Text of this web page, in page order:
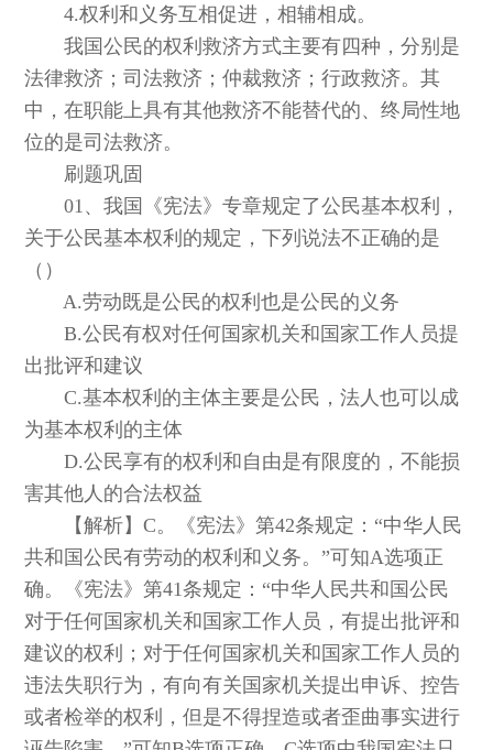
4.权利和义务互相促进，相辅相成。
我国公民的权利救济方式主要有四种，分别是
法律救济；司法救济；仲裁救济；行政救济。其
中，在职能上具有其他救济不能替代的、终局性地
位的是司法救济。
刷题巩固
01、我国《宪法》专章规定了公民基本权利，
关于公民基本权利的规定，下列说法不正确的是
（）
A.劳动既是公民的权利也是公民的义务
B.公民有权对任何国家机关和国家工作人员提
出批评和建议
C.基本权利的主体主要是公民，法人也可以成
为基本权利的主体
D.公民享有的权利和自由是有限度的，不能损
害其他人的合法权益
【解析】C。《宪法》第42条规定：“中华人民
共和国公民有劳动的权利和义务。”可知A选项正
确。《宪法》第41条规定：“中华人民共和国公民
对于任何国家机关和国家工作人员，有提出批评和
建议的权利；对于任何国家机关和国家工作人员的
违法失职行为，有向有关国家机关提出申诉、控告
或者检举的权利，但是不得捏造或者歪曲事实进行